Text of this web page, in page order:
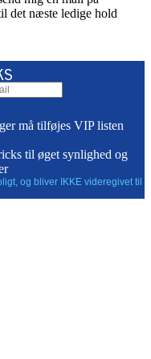
det næste ledige hold
må tilføjes VIP listen
til øget synlighed og
og bliver IKKE videregivet til